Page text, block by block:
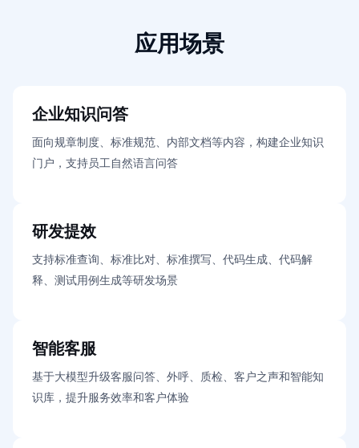
应用场景
企业知识问答
面向规章制度、标准规范、内部文档等内容，构建企业知识
门户，支持员工自然语言问答
研发提效
支持标准查询、标准比对、标准撰写、代码生成、代码解
释、测试用例生成等研发场景
智能客服
基于大模型升级客服问答、外呼、质检、客户之声和智能知
识库，提升服务效率和客户体验